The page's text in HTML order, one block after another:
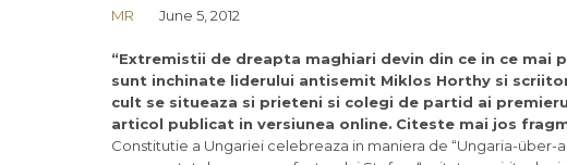
MR June 5, 2012
“Extremistii de dreapta maghiari devin din ce in ce
sunt inchinate liderului antisemit Miklos Horthy si
cult se situeaza si prieteni si colegi de partid ai
articol publicat in versiunea online. Citeste mai jos
Constitutie a Ungariei celebreaza in maniera de “Ungaria-